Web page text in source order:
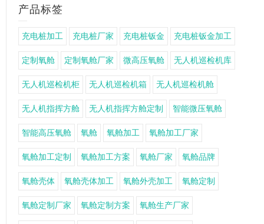
产品标签
充电桩加工 充电桩厂家 充电桩钣金 充电桩钣金加工
定制氧舱 定制氧舱厂家 微高压氧舱 无人机巡检机库
无人机巡检机柜 无人机巡检机箱 无人机巡检机舱
无人机指挥方舱 无人机指挥方舱定制 智能微压氧舱
智能高压氧舱 氧舱 氧舱加工 氧舱加工厂家
氧舱加工定制 氧舱加工方案 氧舱厂家 氧舱品牌
氧舱壳体 氧舱壳体加工 氧舱外壳加工 氧舱定制
氧舱定制厂家 氧舱定制方案 氧舱生产厂家